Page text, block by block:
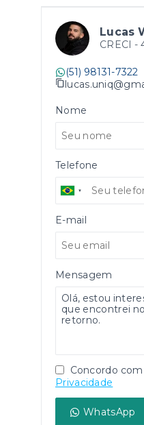
Lucas
CRECI -
(51) 98131-7322
Nome
Telefone
E-mail
Mensagem
Concordo com
Privacidade
WhatsApp